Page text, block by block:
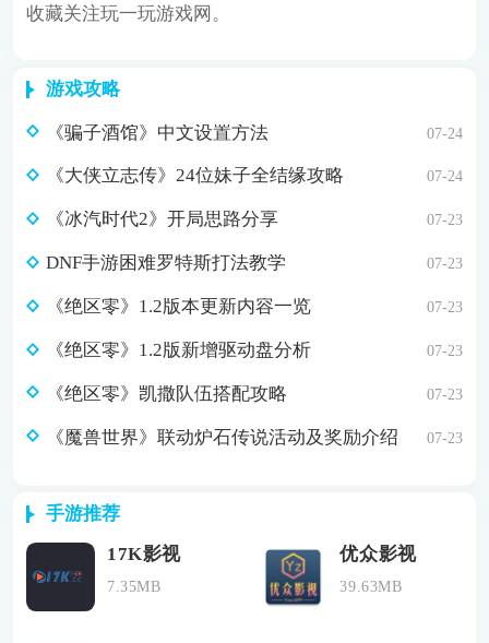
收藏关注玩一玩游戏网。
游戏攻略
《骗子酒馆》中文设置方法 07-24
《大侠立志传》24位妹子全结缘攻略 07-24
《冰汽时代2》开局思路分享 07-23
DNF手游困难罗特斯打法教学 07-23
《绝区零》1.2版本更新内容一览 07-23
《绝区零》1.2版新增驱动盘分析 07-23
《绝区零》凯撒队伍搭配攻略 07-23
《魔兽世界》联动炉石传说活动及奖励介绍 07-23
手游推荐
17K影视
7.35MB
优众影视
39.63MB